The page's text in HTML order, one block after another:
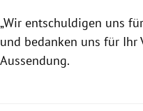
„Wir entschuldigen uns
und bedanken uns für Ihr
Aussendung.